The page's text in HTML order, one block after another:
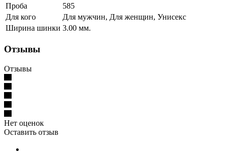
Проба
585
Для кого
Для мужчин, Для женщин, Унисекс
Ширина шинки 3.00 мм.
Отзывы
Отзывы
Нет оценок
Оставить отзыв